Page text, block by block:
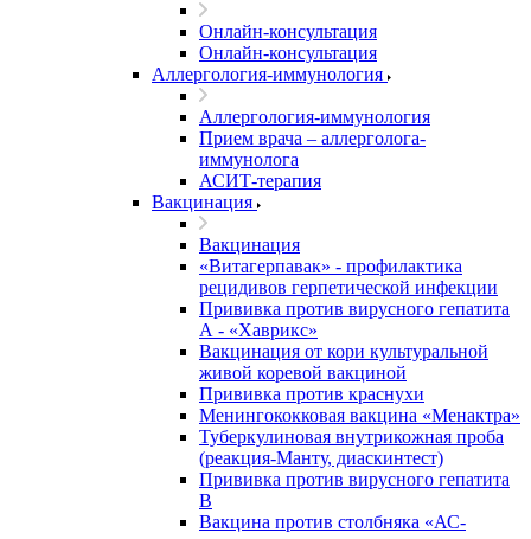
Онлайн-консультация
Онлайн-консультация
Аллергология-иммунология
Аллергология-иммунология
Прием врача – аллерголога-
иммунолога
АСИТ-терапия
Вакцинация
Вакцинация
«Витагерпавак» - профилактика
рецидивов герпетической инфекции
Прививка против вирусного гепатита
А - «Хаврикс»
Вакцинация от кори культуральной
живой коревой вакциной
Прививка против краснухи
Менингококковая вакцина «Менактра»
Туберкулиновая внутрикожная проба
(реакция-Манту, диаскинтест)
Прививка против вирусного гепатита
В
Вакцина против столбняка «АС-